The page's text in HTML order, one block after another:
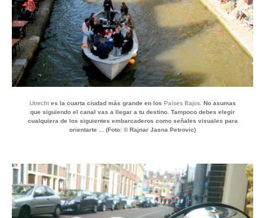
Utrechtes la cuarta ciudad más grande en los Países Bajos. No asumas
que siguiendo el canal vas a llegar a tu destino. Tampoco debes elegir
cualquiera de los siguientes embarcaderos como señales visuales para
orientarte ... (Foto: © Rajnar Jasna Petrovic)